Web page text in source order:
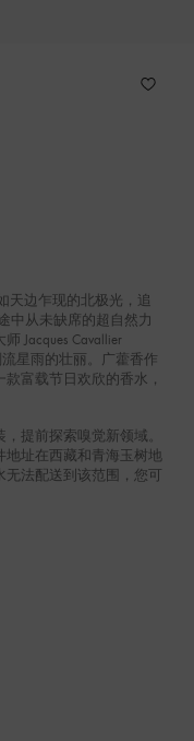
天边乍现的北极光，追
中从未缺席的超自然力
Jacques Cavallier
星雨的壮丽。广藿香作
富载节日欢欣的香水，
提前探索嗅觉新领域。
地址在西藏和青海玉树地
法配送到该范围，您可